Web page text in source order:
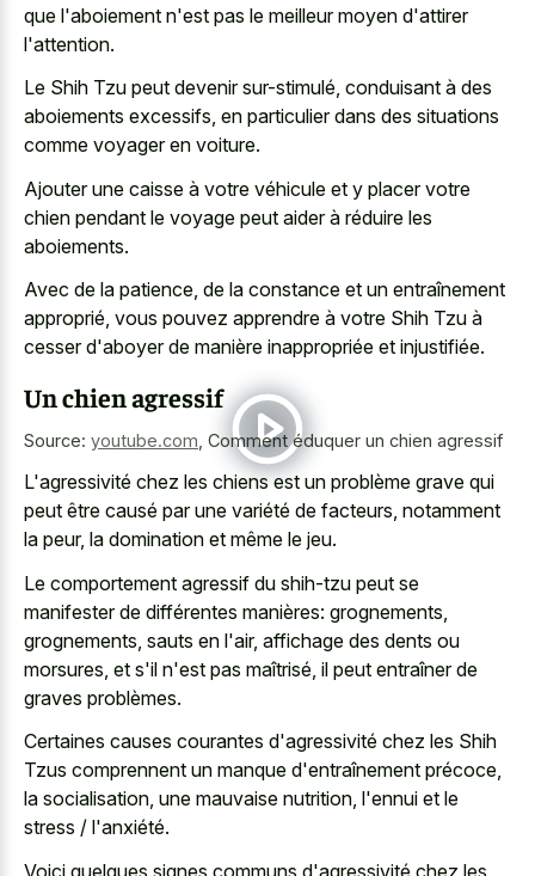
que l'aboiement n'est pas le meilleur moyen d'attirer
l'attention.
Le Shih Tzu peut devenir sur-stimulé, conduisant à des
aboiements excessifs, en particulier dans des situations
comme voyager en voiture.
Ajouter une caisse à votre véhicule et y placer votre
chien pendant le voyage peut aider à réduire les
aboiements.
Avec de la patience, de la constance et un entraînement
approprié, vous pouvez apprendre à votre Shih Tzu à
cesser d'aboyer de manière inappropriée et injustifiée.
Un chien agressif
Source: youtube.com Comment éduquer un chien agressif
L'agressivité chez les chiens est un problème grave qui
peut être causé par une variété de facteurs, notamment
la peur, la domination et même le jeu.
Le comportement agressif du shih-tzu peut se
manifester de différentes manières: grognements,
grognements, sauts en l'air, affichage des dents ou
morsures, et s'il n'est pas maîtrisé, il peut entraîner de
graves problèmes.
Certaines causes courantes d'agressivité chez les Shih
Tzus comprennent un manque d'entraînement précoce,
la socialisation, une mauvaise nutrition, l'ennui et le
stress / l'anxiété.
Voici quelques signes communs d'agressivité chez les